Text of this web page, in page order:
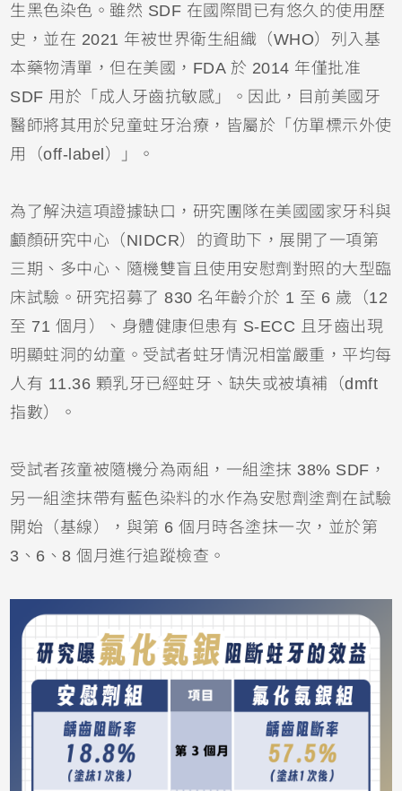
生黑色染色。雖然 SDF 在國際間已有悠久的使用歷
史，並在 2021 年被世界衛生組織（WHO）列入基
本藥物清單，但在美國，FDA 於 2014 年僅批准
SDF 用於「成人牙齒抗敏感」。因此，目前美國 牙
醫師將其用於兒童蛀牙治療，皆屬於「仿單標示外使
用（off-label）」。
為了解決這項證據缺口，研究團隊在美國國家牙科與
顱顏研究中心（NIDCR）的資助下，展開了一項第
三期、多中心、隨機雙盲且使用安慰劑對照的大型臨
床試驗。研究招募了 830 名年齡介於 1 至 6 歲（12
至 71 個月）、身體健康但患有 S-ECC 且牙齒出現
明顯蛀洞的幼童。受試者蛀牙情況相當嚴重，平均每
人有 11.36 顆乳牙已經蛀牙、缺失或被填補（dmft
指數）。
受試者孩童被隨機分為兩組，一組塗抹 38% SDF，
另一組塗抹帶有藍色染料的水作為安慰劑塗劑在試驗
開始（基線），與第 6 個月時各塗抹一次，並於第
3、6、8 個月進行追蹤檢查。